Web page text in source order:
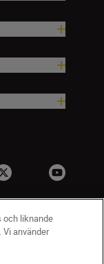
och liknande
använder